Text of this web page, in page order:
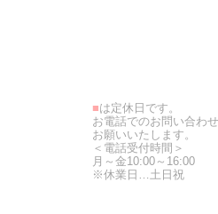
■は定休日です。
お電話でのお問い合わ
お願いいたします。
＜電話受付時間＞
月～金10:00～16:00
※休業日…土日祝